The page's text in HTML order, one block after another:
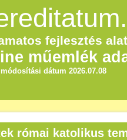
fejlesztés
műemlék
dátum 2026.07.08
római katolikus